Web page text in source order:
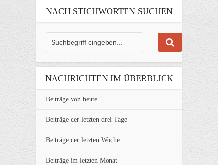
NACH STICHWORTEN SUCHEN
NACHRICHTEN IM ÜBERBLICK
Beiträge von heute
Beiträge der letzten drei Tage
Beiträge der letzten Woche
Beiträge im letzten Monat